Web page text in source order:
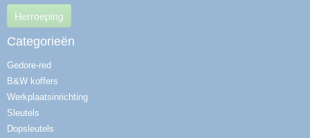
Herroeping
Categorieën
Gedore-red
B&W koffers
Werkplaatsinrichting
Sleutels
Dopsleutels